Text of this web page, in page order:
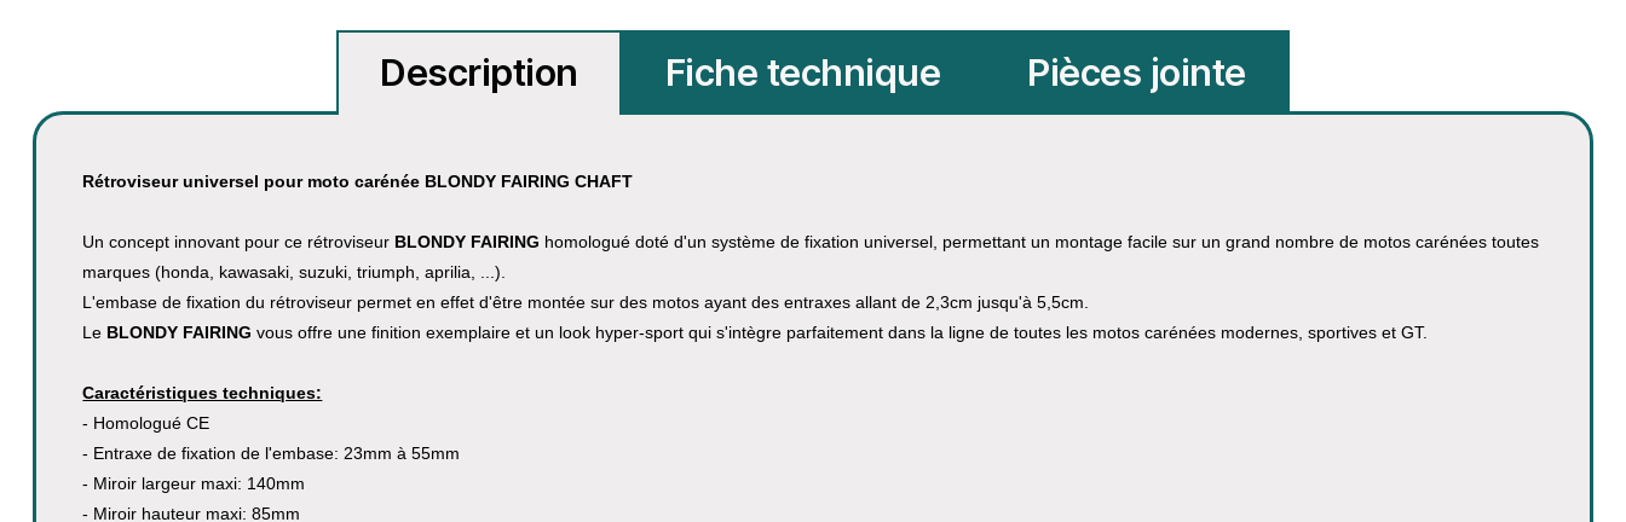
Description Fiche technique Pièces jointe
Rétroviseur universel pour moto carénée BLONDY FAIRING CHAFT
Un concept innovant pour ce rétroviseur BLONDY FAIRING homologué doté d'un système de fixation universel, permettant un montage facile sur un grand nombre de motos carénées toutes
marques (honda, kawasaki, suzuki, triumph, aprilia, ...).
L'embase de fixation du rétroviseur permet en effet d'être montée sur des motos ayant des entraxes allant de 2,3cm jusqu'à 5,5cm.
Le BLONDY FAIRING vous offre une finition exemplaire et un look hyper-sport qui s'intègre parfaitement dans la ligne de toutes les motos carénées modernes, sportives et GT.
Caractéristiques techniques:
- Homologué CE
- Entraxe de fixation de l'embase: 23mm à 55mm
- Miroir largeur maxi: 140mm
- Miroir hauteur maxi: 85mm